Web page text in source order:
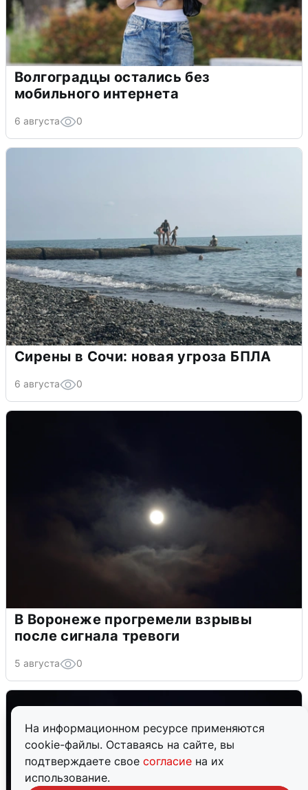
На информационном ресурсе применяются
cookie-файлы. Оставаясь на сайте, вы
подтверждаете свое согласие на их
использование.
Волгоградцы остались без
мобильного интернета
6 августа 0
Сирены в Сочи: новая угроза БПЛА
6 августа 0
В Воронеже прогремели взрывы
после сигнала тревоги
5 августа 0